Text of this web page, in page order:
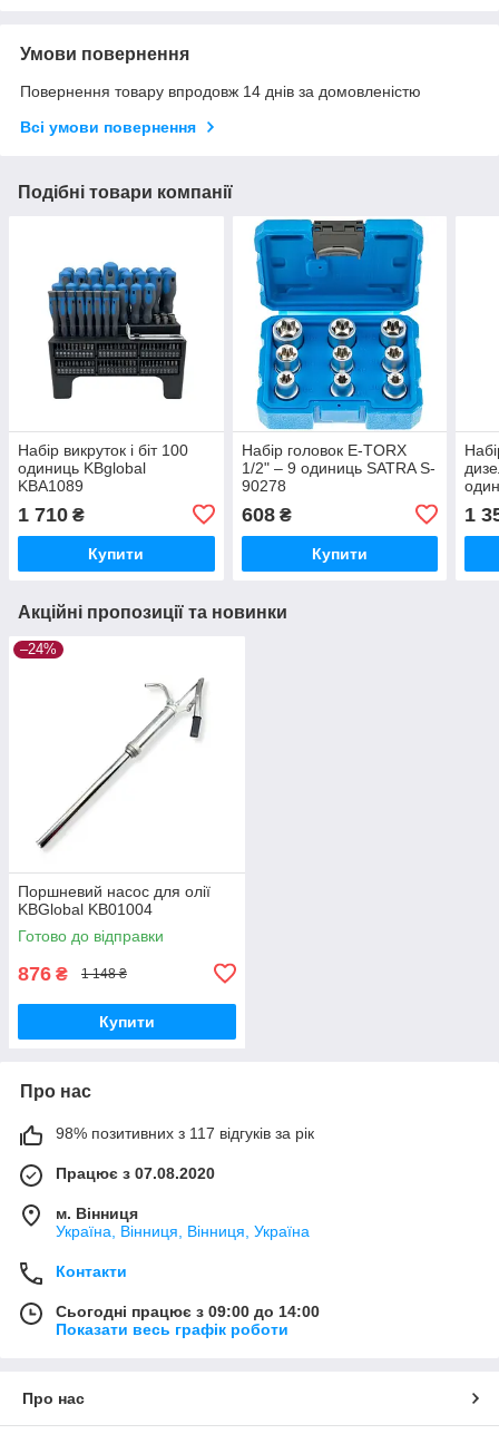
Умови повернення
Повернення товару впродовж 14 днів за домовленістю
Всі умови повернення
Подібні товари компанії
Набір викруток і біт 100
одиниць KBglobal
KBA1089
1 710 ₴
Купити
Набір головок E-TORX
1/2" – 9 одиниць SATRA S-
90278
608₴
Купити
1
Акційні пропозиції та новинки
–24%
Поршневий насос для олії
KBGlobal KB01004
Готово до відправки
876 ₴ 1 148 ₴
Купити
Про нас
98% позитивних з 117 відгуків за рік
Працює з 07.08.2020
м. Вінниця
Україна, Вінниця, Вінниця, Україна
Контакти
Сьогодні працює з 09:00 до 14:00
Показати весь графік роботи
Про нас